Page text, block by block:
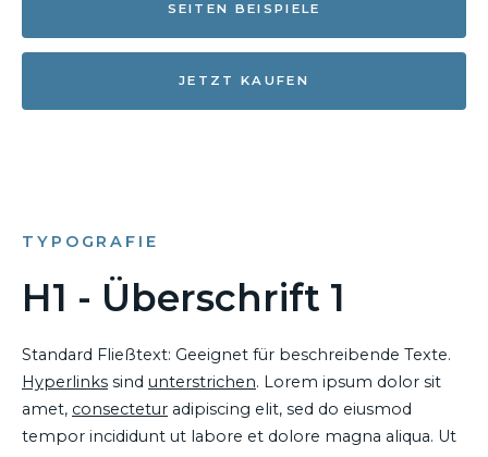
SEITEN BEISPIELE
JETZT KAUFEN
TYPOGRAFIE
H1 - Überschrift 1
Standard Fließtext: Geeignet für beschreibende Texte.
Hyperlinks sind unterstrichen. Lorem ipsum dolor sit
amet, consectetur adipiscing elit, sed do eiusmod
tempor incididunt ut labore et dolore magna aliqua. Ut